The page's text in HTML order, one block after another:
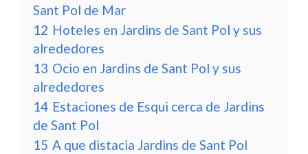
Sant Pol de Mar
12 Hoteles en Jardins de Sant Pol y sus
alrededores
13 Ocio en Jardins de Sant Pol y sus
alrededores
14 Estaciones de Esqui cerca de Jardins
de Sant Pol
15 A que distacia Jardins de Sant Pol